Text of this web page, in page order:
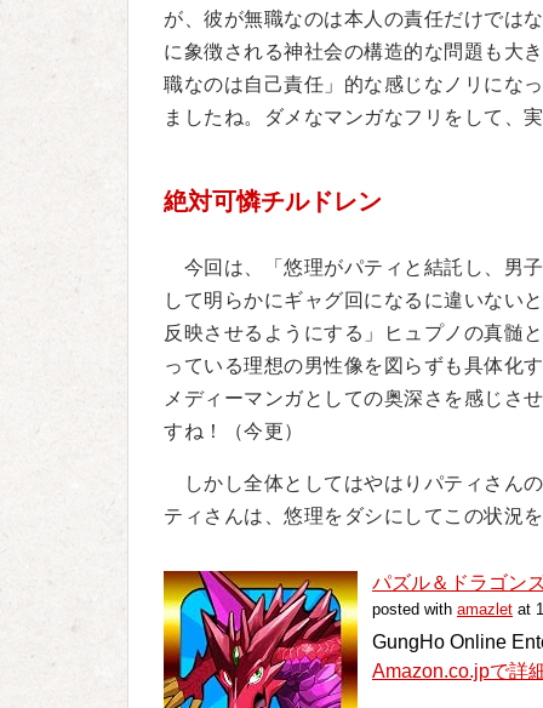
が、彼が無職なのは本人の責任だけでは
に象徴される神社会の構造的な問題も大
職なのは自己責任」的な感じなノリにな
ましたね。ダメなマンガなフリをして、
絶対可憐チルドレン
今回は、「悠理がパティと結託し、男
して明らかにギャグ回になるに違いない
反映させるようにする」ヒュプノの真髄
っている理想の男性像を図らずも具体化
メディーマンガとしての奥深さを感じさ
すね！（今更）
しかし全体としてはやはりパティさん
ティさんは、悠理をダシにしてこの状況
パズル＆ドラゴン
posted with amazlet at
GungHo Online
Amazon.co.jpで詳